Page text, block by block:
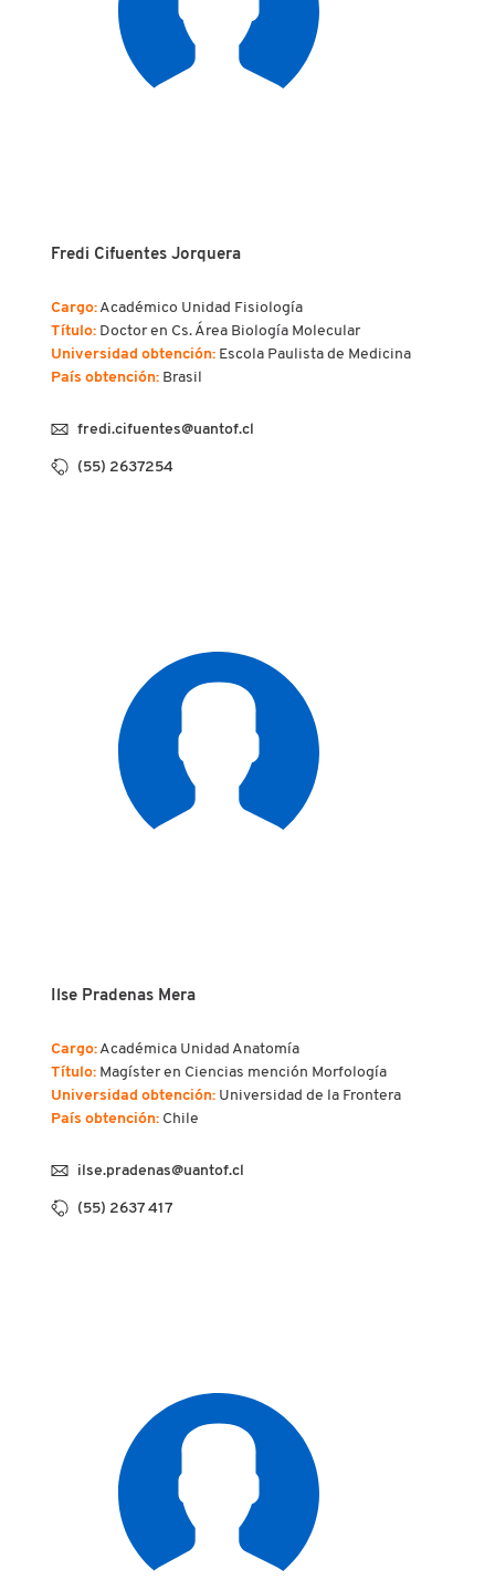
Fredi Cifuentes Jorquera
Cargo: Académico Unidad Fisiología
Título: Doctor en Cs. Área Biología Molecular
Universidad obtención: Escola Paulista de Medicina
País obtención: Brasil
fredi.cifuentes@uantof.cl
(55) 2637254
Ilse Pradenas Mera
Cargo: Académica Unidad Anatomía
Título: Magíster en Ciencias mención Morfología
Universidad obtención: Universidad de la Frontera
País obtención: Chile
ilse.pradenas@uantof.cl
(55) 2637 417